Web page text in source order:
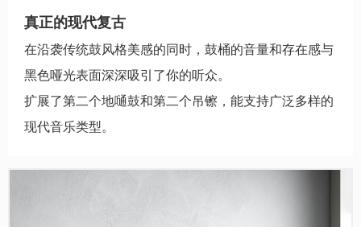
真正的现代复古
在沿袭传统鼓风格美感的同时，鼓桶的音量和存在感与
黑色哑光表面深深吸引了你的听众。
扩展了第二个地嗵鼓和第二个吊镲，能支持广泛多样的
现代音乐类型。